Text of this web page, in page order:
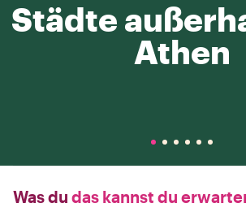
Städte
Athen
Was du das kannst du